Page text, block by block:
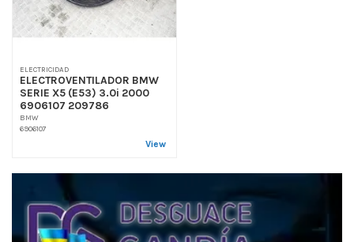
ELECTRICIDAD
ELECTROVENTILADOR BMW
SERIE X5 (E53) 3.0i 2000
6906107 209786
BMW
6906107
View